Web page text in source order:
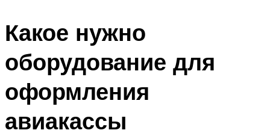
Какое нужно
оборудование для
оформления
авиакассы